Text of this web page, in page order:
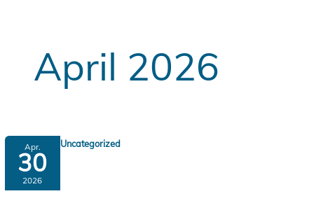
April 2026
Apr.
30
2026
Uncategorized